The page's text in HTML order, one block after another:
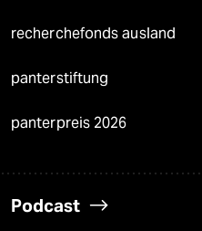
recherchefonds ausland
panterstiftung
panterpreis 2026
Podcast